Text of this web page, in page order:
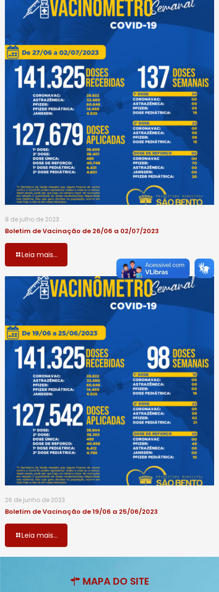
8 de julho de 2023
Boletim de Vacinação de 26/06 a 02/07/2023
Leia mais...
26 de junho de 2023
Boletim de Vacinação de 19/06 a 25/06/2023
Leia mais...
MAPA DO SITE